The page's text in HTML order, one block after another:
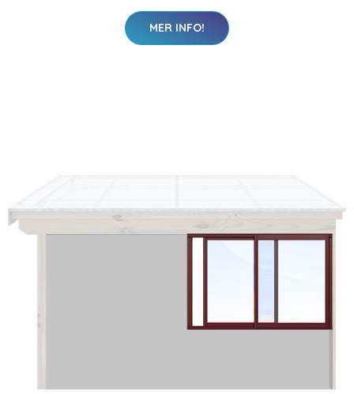
MER INFO!